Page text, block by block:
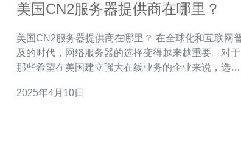
美国CN2服务器提供商在哪里？
美国CN2服务器提供商在哪里？ 在全球化和互联网普
及的时代，网络服务器的选择变得越来越重要。对于
那些希望在美国建立强大在线业务的企业来说，选择
种高速网络连接，被广泛用于在线游戏、视频流媒体
2025年4月10日